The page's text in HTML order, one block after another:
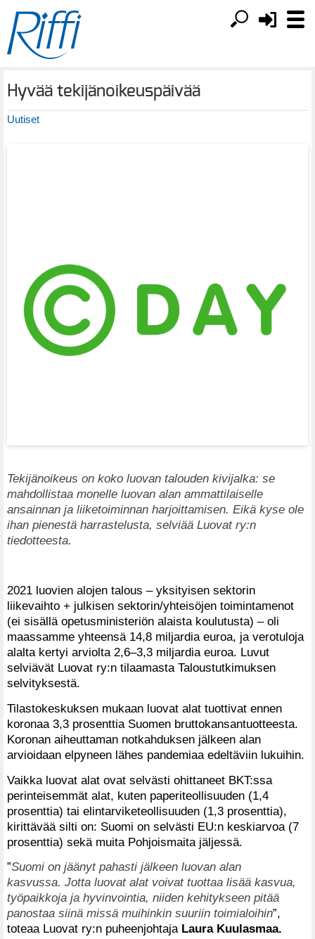
Hyvää tekijänoikeuspäivää
Uutiset
Tekijänoikeus on koko luovan talouden kivijalka: se
mahdollistaa monelle luovan alan ammattilaiselle
ansainnan ja liiketoiminnan harjoittamisen. Eikä kyse ole
ihan pienestä harrastelusta, selviää Luovat ry:n
tiedotteesta.
2021 luovien alojen talous – yksityisen sektorin
liikevaihto + julkisen sektorin/yhteisöjen toimintamenot
(ei sisällä opetusministeriön alaista koulutusta) – oli
maassamme yhteensä 14,8 miljardia euroa, ja verotuloja
alalta kertyi arviolta 2,6–3,3 miljardia euroa. Luvut
selviävät Luovat ry:n tilaamasta Taloustutkimuksen
selvityksestä.
Tilastokeskuksen mukaan luovat alat tuottivat ennen
koronaa 3,3 prosenttia Suomen bruttokansantuotteesta.
Koronan aiheuttaman notkahduksen jälkeen alan
arvioidaan elpyneen lähes pandemiaa edeltäviin lukuihin.
Vaikka luovat alat ovat selvästi ohittaneet BKT:ssa
perinteisemmät alat, kuten paperiteollisuuden (1,4
prosenttia) tai elintarviketeollisuuden (1,3 prosenttia),
kirittävää silti on: Suomi on selvästi EU:n keskiarvoa (7
prosenttia) sekä muita Pohjoismaita jäljessä.
”Suomi on jäänyt pahasti jälkeen luovan alan
kasvussa. Jotta luovat alat voivat tuottaa lisää kasvua,
työpaikkoja ja hyvinvointia, niiden kehitykseen pitää
panostaa siinä missä muihinkin suuriin toimialoihin”,
toteaa Luovat ry:n puheenjohtaja Laura Kuulasmaa.